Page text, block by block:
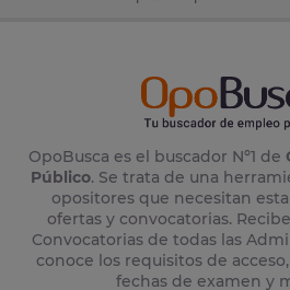
OpoBusca es el buscador Nº1 de
Público. Se trata de una
opositores que necesitan
ofertas y convocatorias.
Convocatorias de todas las
conoce los requisitos de
fechas de examen y